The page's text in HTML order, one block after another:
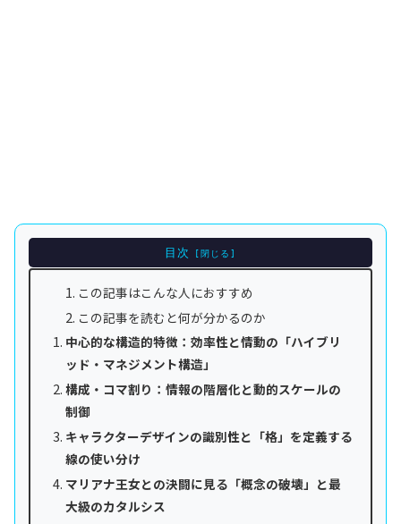
目次
この記事はこんな人におすすめ
この記事を読むと何が分かるのか
中心的な構造的特徴：効率性と情動の「ハイブリ
ッド・マネジメント構造」
構成・コマ割り：情報の階層化と動的スケールの
制御
キャラクターデザインの識別性と「格」を定義する
線の使い分け
マリアナ王女との決闘に見る「概念の破壊」と最
大級のカタルシス